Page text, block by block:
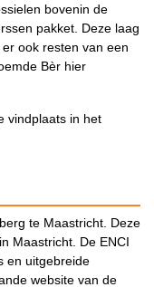
bovenin de
pakket. Deze laag
ook resten van een
Bèr hier
vindplaats in het
te Maastricht. Deze
Maastricht. De ENCI
en uitgebreide
website van de